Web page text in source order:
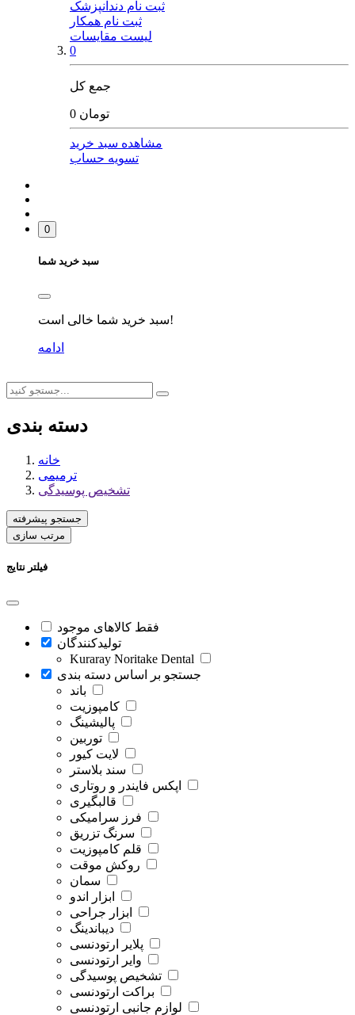
ثبت نام دندانپزشک
ثبت نام همکار
لیست مقایسات
0
جمع کل
0 تومان
مشاهده سبد خرید
تسویه حساب
0
سبد خرید شما
سبد خرید شما خالی است!
ادامه
دسته بندی
خانه
ترمیمی
تشخیص پوسیدگی
جستجو پیشرفته
مرتب سازی
فیلتر نتایج
فقط کالاهای موجود
تولیدکنندگان
Kuraray Noritake Dental
جستجو بر اساس دسته بندی
باند
کامپوزیت
پالیشینگ
توربین
لایت کیور
سند بلاستر
اپکس فایندر و روتاری
قالبگیری
فرز سرامیکی
سرنگ تزریق
قلم کامپوزیت
روکش موقت
سمان
ابزار اندو
ابزار جراحی
دیباندینگ
پلایر ارتودنسی
وایر ارتودنسی
تشخیص پوسیدگی
براکت ارتودنسی
لوازم جانبی ارتودنسی